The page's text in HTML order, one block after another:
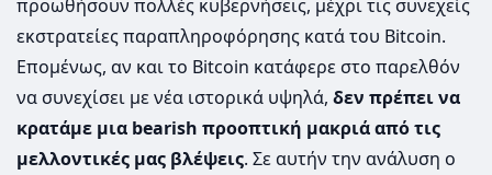
προωθήσουν πολλές κυβερνήσεις, μέχρι τις συνεχείς
εκστρατείες παραπληροφόρησης κατά του Bitcoin.
Επομένως, αν και το Bitcoin κατάφερε στο παρελθόν
να συνεχίσει με νέα ιστορικά υψηλά, δεν πρέπει να
κρατάμε μια bearish προοπτική μακριά από τις
μελλοντικές μας βλέψεις. Σε αυτήν την ανάλυση ο